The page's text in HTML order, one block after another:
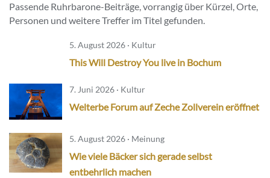
Passende Ruhrbarone-Beiträge, vorrangig über Kürzel, Orte,
Personen und weitere Treffer im Titel gefunden.
5. August 2026 · Kultur
This Will Destroy You live in Bochum
7. Juni 2026 · Kultur
Welterbe Forum auf Zeche Zollverein eröffnet
5. August 2026 · Meinung
Wie viele Bäcker sich gerade selbst
entbehrlich machen